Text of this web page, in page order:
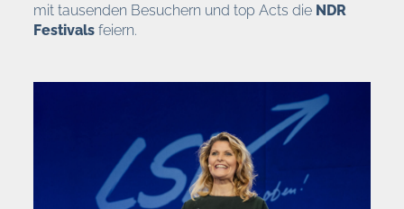
mit tausenden Besuchern und top Acts die NDR
Festivals feiern.